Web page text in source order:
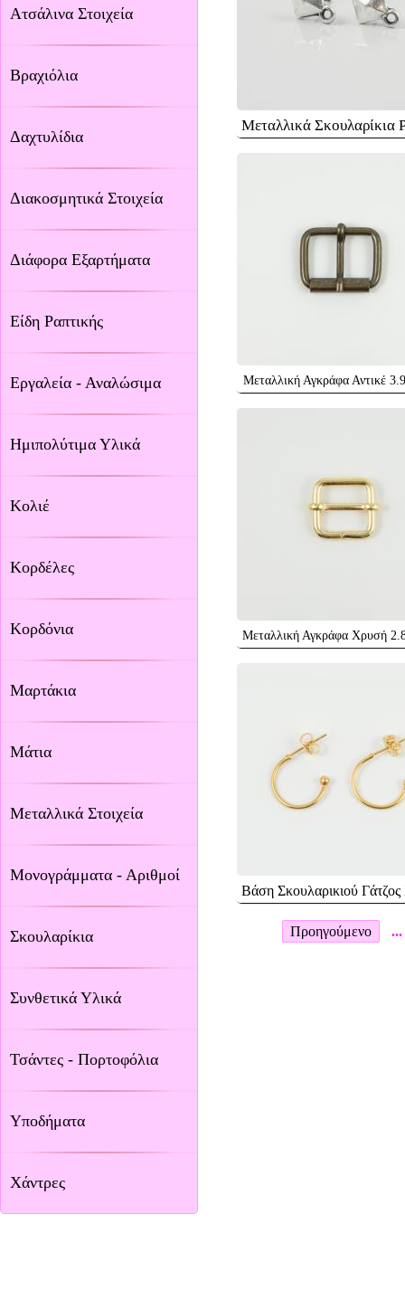
Ατσάλινα Στοιχεία
Βραχιόλια
Δαχτυλίδια
Διακοσμητικά Στοιχεία
Διάφορα Εξαρτήματα
Είδη Ραπτικής
Εργαλεία - Αναλώσιμα
Ημιπολύτιμα Υλικά
Κολιέ
Κορδέλες
Κορδόνια
Μαρτάκια
Μάτια
Μεταλλικά Στοιχεία
Μονογράμματα - Αριθμοί
Σκουλαρίκια
Συνθετικά Υλικά
Τσάντες - Πορτοφόλια
Υποδήματα
Χάντρες
Μεταλλικά Σκουλαρίκια
Μεταλλική Αγκράφα Αντικέ
Μεταλλική Αγκράφα Χρυσή
Βάση Σκουλαρικιού
Προηγούμενο ...